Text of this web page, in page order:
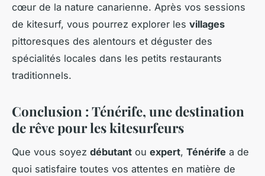
cœur de la nature canarienne. Après vos sessions
de kitesurf, vous pourrez explorer les villages
pittoresques des alentours et déguster des
spécialités locales dans les petits restaurants
traditionnels.
Conclusion : Ténérife, une destination
de rêve pour les kitesurfeurs
Que vous soyez débutant ou expert, Ténérife a de
quoi satisfaire toutes vos attentes en matière de